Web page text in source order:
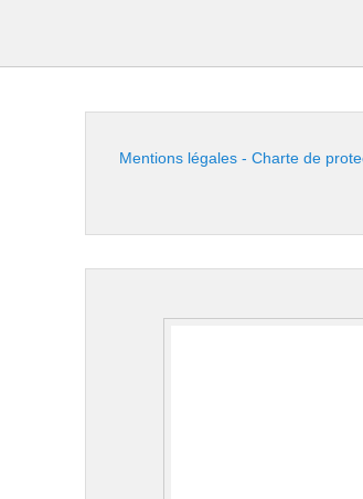
Mentions légales - Charte de